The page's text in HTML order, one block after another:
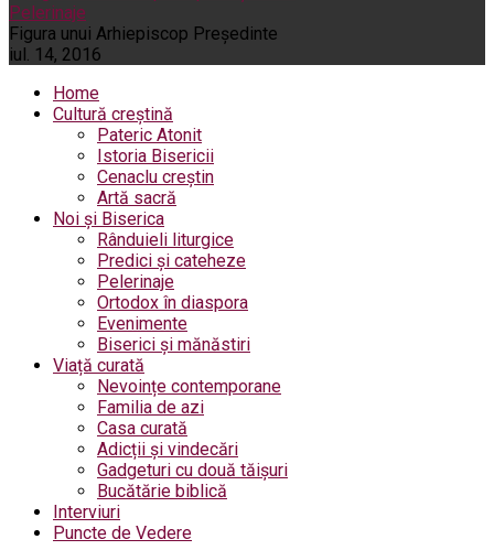
Pelerinaje
Figura unui Arhiepiscop Preşedinte
iul. 14, 2016
Home
Cultură creștină
Pateric Atonit
Istoria Bisericii
Cenaclu creștin
Artă sacră
Noi și Biserica
Rânduieli liturgice
Predici și cateheze
Pelerinaje
Ortodox în diaspora
Evenimente
Biserici și mănăstiri
Viață curată
Nevoințe contemporane
Familia de azi
Casa curată
Adicții și vindecări
Gadgeturi cu două tăișuri
Bucătărie biblică
Interviuri
Puncte de Vedere